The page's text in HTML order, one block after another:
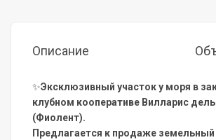
Описание
✨Эксклюзивный участок у моря в
клубном кооперативе Вилларис
(Фиолент).
Предлагается к продаже земельный